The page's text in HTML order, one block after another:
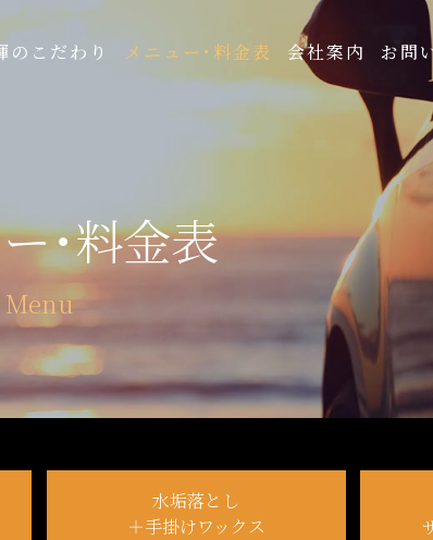
のこだわり メニュー･料金表 会社案内 お問
･料金表
水垢落とし
＋手掛けワックス